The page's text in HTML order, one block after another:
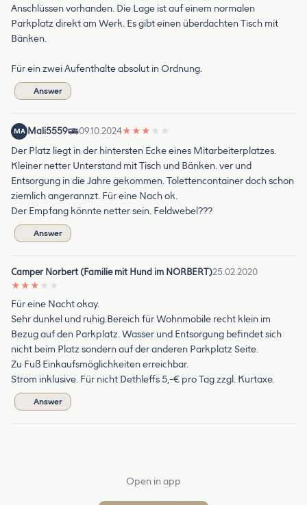
Anschlüssen vorhanden. Die Lage ist auf einem normalen
Parkplatz direkt am Werk. Es gibt einen überdachten Tisch mit
Bänken.
Für ein zwei Aufenthalte absolut in Ordnung.
Answer
MA Mali5559 09.10.2024★ ★ ★ ★ ★
Der Platz liegt in der hintersten Ecke eines Mitarbeiterplatzes.
Kleiner netter Unterstand mit Tisch und Bänken. ver und
Entsorgung in die Jahre gekommen. Tolettencontainer doch schon
ziemlich angerannzt. Für eine Nach ok.
Der Empfang könnte netter sein. Feldwebel???
Answer
Camper Norbert (Familie mit Hund im NORBERT)25.02.2020
★ ★ ★ ★ ★
Für eine Nacht okay.
Sehr dunkel und ruhig.Bereich für Wohnmobile recht klein im
Bezug auf den Parkplatz. Wasser und Entsorgung befindet sich
nicht beim Platz sondern auf der anderen Parkplatz Seite.
Zu Fuß Einkaufsmöglichkeiten erreichbar.
Strom inklusive. Für nicht Dethleffs 5,-€ pro Tag zzgl. Kurtaxe.
Answer
Open in app